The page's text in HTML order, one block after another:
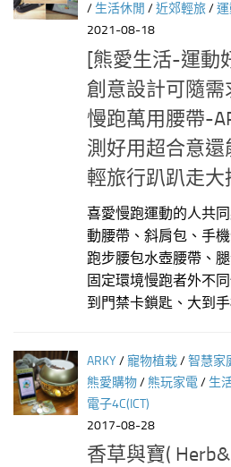
/ 生活休閒 /近郊輕旅/
2021-08-18
[熊愛生活-運動
創意設計可隨
慢跑萬用腰帶-
測好用超合意
輕旅行趴趴走大
喜愛慢跑運動的人共
動腰帶、斜肩包、手
跑步腰包水壺腰帶、
固定環境慢跑者外不
到門禁卡鎖匙、大到手
ARKY/寵物植栽/智慧家
熊愛購物/ 熊玩家電/ 生
電子4C(ICT)
2017-08-28
香草與寶(